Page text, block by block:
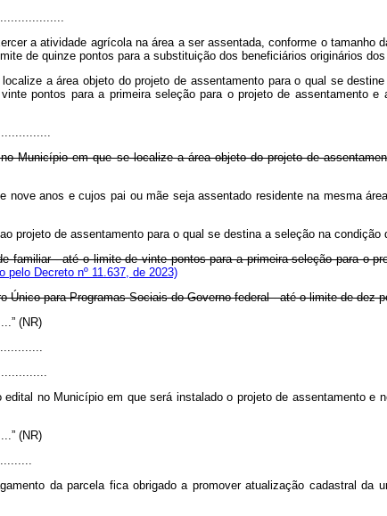
a atividade agrícola na área a ser assentada, conforme o tamanho
de quinze pontos para a substituição dos beneficiários originários
a área objeto do projeto de assentamento para o qual se
pontos para a primeira seleção para o projeto de assentamento
Município em que se localize a área objeto do projeto de
anos e cujos pai ou mãe seja assentado residente na mesma
projeto de assentamento para o qual se destina a seleção na condição
familiar - até o limite de vinte pontos para a primeira seleção para o
pelo Decreto nº 11.637, de 2023)
Único para Programas Sociais do Governo federal - até o limite de
(NR)
no Município em que será instalado o projeto de assentamento
(NR)
da parcela fica obrigado a promover atualização cadastral da